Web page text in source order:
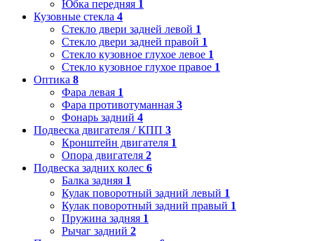
Юбка передняя 1
Кузовные стекла 4
Стекло двери задней левой 1
Стекло двери задней правой 1
Стекло кузовное глухое левое 1
Стекло кузовное глухое правое 1
Оптика 8
Фара левая 1
Фара противотуманная 3
Фонарь задний 4
Подвеска двигателя / КПП 3
Кронштейн двигателя 1
Опора двигателя 2
Подвеска задних колес 6
Балка задняя 1
Кулак поворотный задний левый 1
Кулак поворотный задний правый 1
Пружина задняя 1
Рычаг задний 2